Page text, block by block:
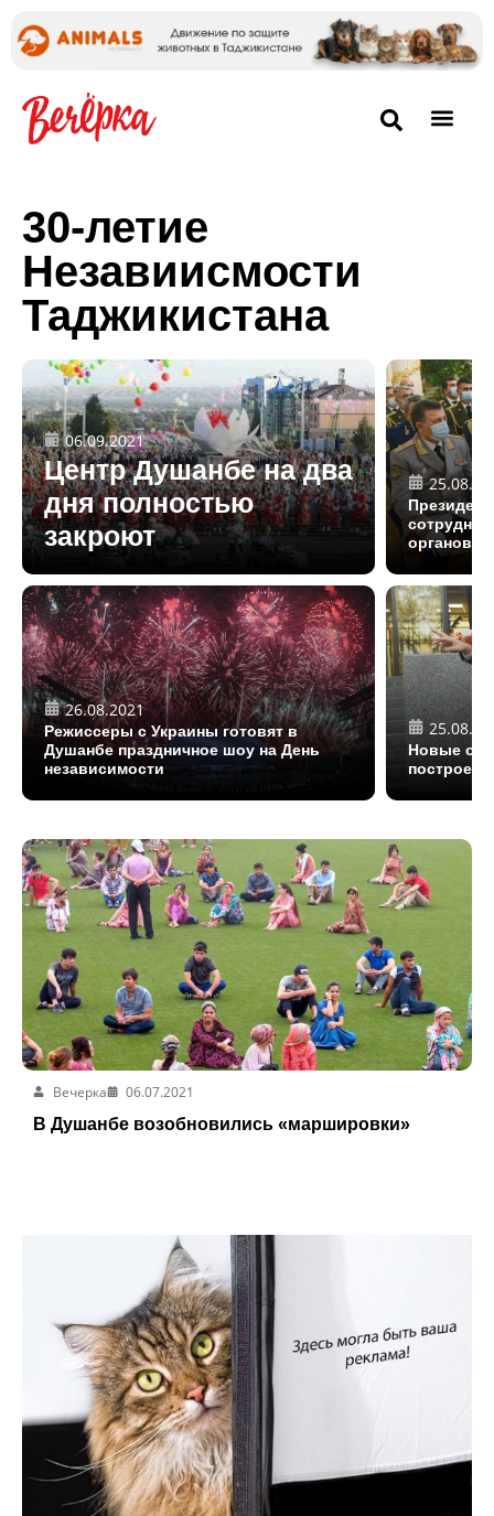
30-летие
Незавиисмости
Таджикистана
06.09.2021
Центр Душанбе на два
дня полностью
закроют
26.08.2021
Режиссеры с Украины готовят в
Душанбе праздничное шоу на День
независимости
органов и
Новые
построено
Вечерка
06.07.2021
В Душанбе возобновились «маршировки»